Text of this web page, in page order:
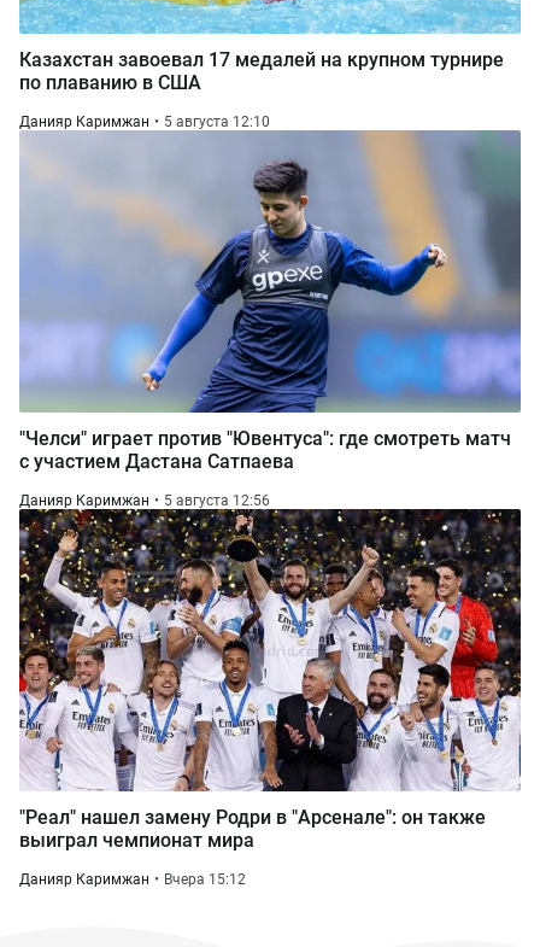
Казахстан завоевал 17 медалей на крупном турнире
по плаванию в США
Данияр Каримжан 5 августа 12:10
"Челси" играет против "Ювентуса": где смотреть матч
с участием Дастана Сатпаева
Данияр Каримжан 5 августа 12:56
"Реал" нашел замену Родри в "Арсенале": он также
выиграл чемпионат мира
Данияр Каримжан Вчера 15:12